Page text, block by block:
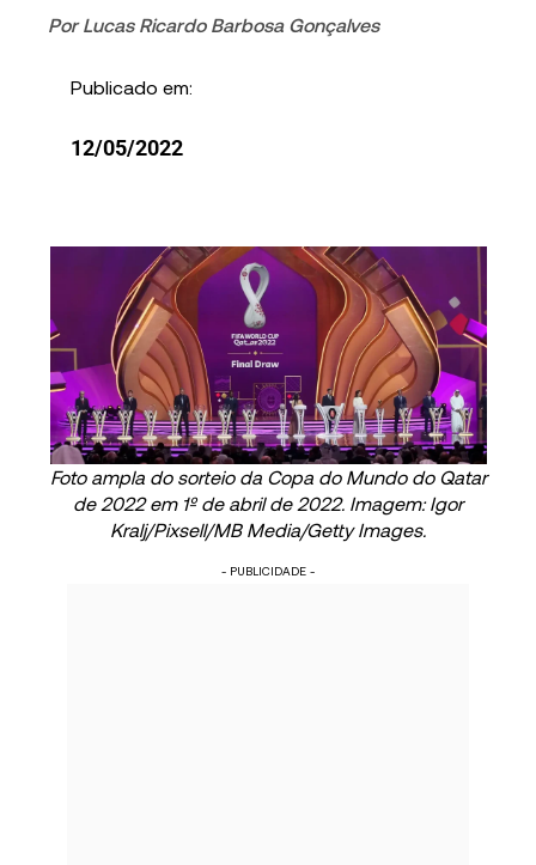
Por Lucas Ricardo Barbosa Gonçalves
Publicado em:
12/05/2022
Foto ampla do sorteio da Copa do Mundo do Qatar
de 2022 em 1º de abril de 2022. Imagem: Igor
Kralj/Pixsell/MB Media/Getty Images.
- PUBLICIDADE -